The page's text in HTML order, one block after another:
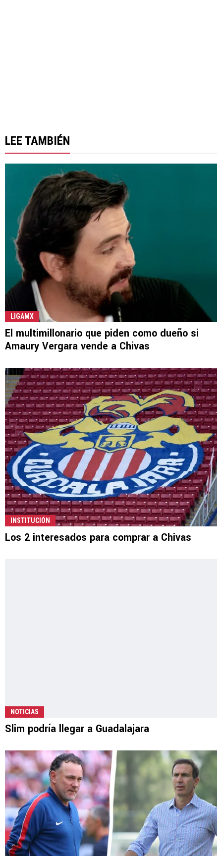
LEE TAMBIÉN
LIGAMX
El multimillonario que piden como dueño si
Amaury Vergara vende a Chivas
INSTITUCIÓN
Los 2 interesados para comprar a Chivas
NOTICIAS
Slim podría llegar a Guadalajara